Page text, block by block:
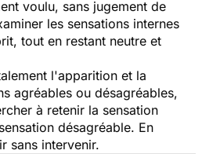
voulu, sans jugement de
les sensations internes
tout en restant neutre et
l'apparition et la
agréables ou désagréables,
à retenir la sensation
désagréable. En
sans intervenir.